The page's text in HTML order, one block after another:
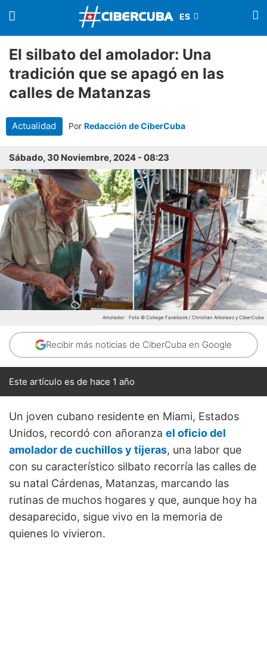
El silbato del amolador: Una
tradición que se apagó en las
calles de Matanzas
Actualidad Por Redacción de CiberCuba
Sábado, 30 Noviembre, 2024 - 08:23
Amolador Foto © Collage Facebook / Christian Arbolaez y CiberCuba
Recibir más noticias de CiberCuba en Google
Este artículo es de hace 1 año
Un joven cubano residente en Miami, Estados
Unidos, recordó con añoranza el oficio del
amolador de cuchillos y tijeras, una labor que
con su característico silbato recorría las calles de
su natal Cárdenas, Matanzas, marcando las
rutinas de muchos hogares y que, aunque hoy ha
desaparecido, sigue vivo en la memoria de
quienes lo vivieron.